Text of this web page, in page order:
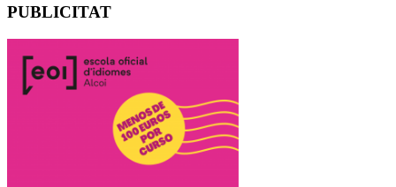
PUBLICITAT